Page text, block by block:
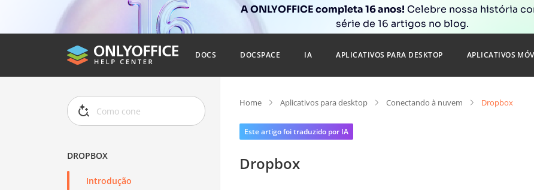
A ONLYOFFICE completa 16 anos! Celebre nossa história
série de 16 artigos no blog.
DOCS DOCSPACE IA APLICATIVOS PARA DESKTOP APLICATIVOS
DROPBOX
Introdução
Home Aplicativos para desktop Conectando à nuvem Dropbox
Este artigo foi traduzido por IA
Dropbox